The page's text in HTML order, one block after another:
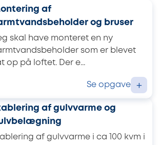
af
og bruser
skal have monteret en ny
som er blevet
op på loftet. Der e...
Se opgave +
af gulvvarme og
af gulvvarme i ca 100 kvm i